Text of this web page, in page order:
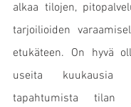
alkaa tilojen,
tarjoilioiden
etukäteen. On hyvä
useita kuukausia
tapahtumista tilan